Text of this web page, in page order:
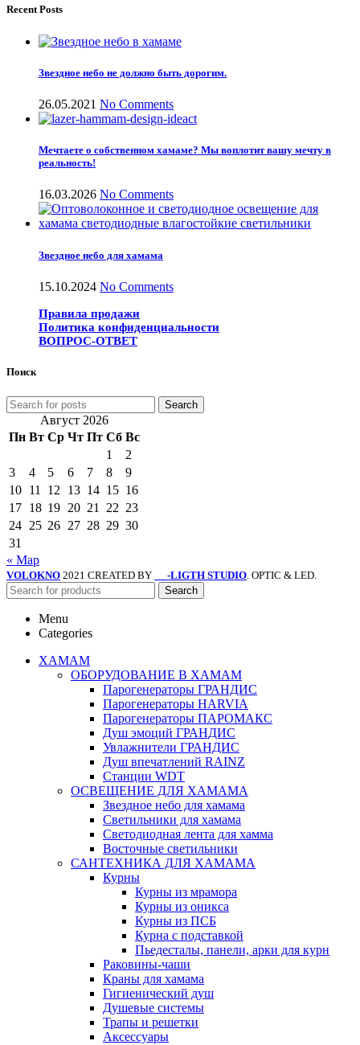
Recent Posts
Звездное небо не должно быть дорогим.
26.05.2021 No Comments
Мечтаете о собственном хамаме? Мы воплотит вашу мечту в
реальность!
16.03.2026 No Comments
Звездное небо для хамама
15.10.2024 No Comments
Правила продажи
Политика конфиденциальности
ВОПРОС-ОТВЕТ
Поиск
Search
Август 2026
Пн Вт Ср Чт Пт Сб Вс
1
2
3
4 5 6 7 8
9
10 11 12 13 14 15 16
17 18 19 20 21 22 23
24 25 26 27 28 29 30
31
« Мар
VOLOKNO 2021 CREATED BY -LIGTH STUDIO. OPTIC & LED.
Search
Menu
Categories
ХАМАМ
ОБОРУДОВАНИЕ В ХАМАМ
Парогенераторы ГРАНДИС
Парогенераторы HARVIA
Парогенераторы ПАРОМАКС
Душ эмоций ГРАНДИС
Увлажнители ГРАНДИС
Душ впечатлений RAINZ
Станции WDT
ОСВЕЩЕНИЕ ДЛЯ ХАМАМА
Звездное небо для хамама
Светильники для хамама
Светодиодная лента для хамма
Восточные светильники
САНТЕХНИКА ДЛЯ ХАМАМА
Курны
Курны из мрамора
Курны из оникса
Курны из ПСБ
Курна с подставкой
Пьедесталы, панели, арки для курн
Раковины-чаши
Краны для хамама
Гигиенический душ
Душевые системы
Трапы и решетки
Аксессуары